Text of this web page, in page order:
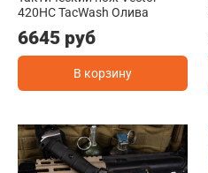
420HC TacWash Олива
6645 руб
В корзину